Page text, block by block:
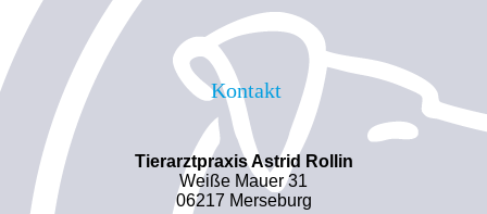
Kontakt
Tierarztpraxis Astrid Rollin
Weiße Mauer 31
06217 Merseburg